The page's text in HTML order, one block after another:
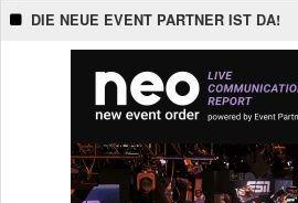
DIE NEUE EVENT PARTNER IST DA!